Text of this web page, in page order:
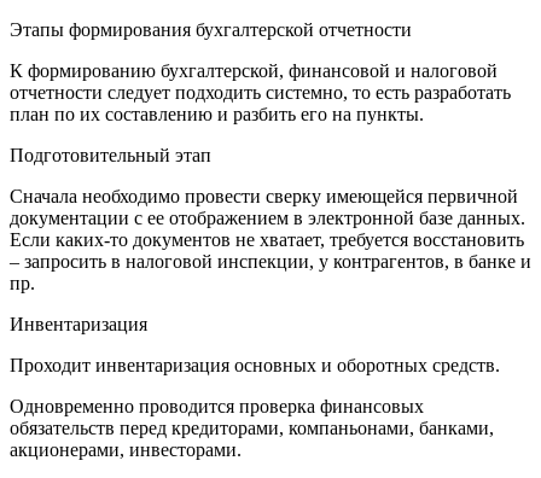
Этапы формирования бухгалтерской отчетности
К формированию бухгалтерской, финансовой и налоговой
отчетности следует подходить системно, то есть разработать
план по их составлению и разбить его на пункты.
Подготовительный этап
Сначала необходимо провести сверку имеющейся первичной
документации с ее отображением в электронной базе данных.
Если каких-то документов не хватает, требуется восстановить
– запросить в налоговой инспекции, у контрагентов, в банке и
пр.
Инвентаризация
Проходит инвентаризация основных и оборотных средств.
Одновременно проводится проверка финансовых
обязательств перед кредиторами, компаньонами, банками,
акционерами, инвесторами.